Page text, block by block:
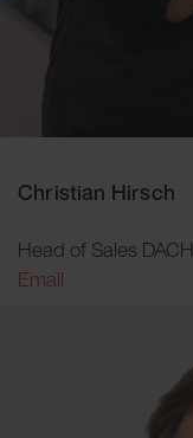
Christian Hirsch
Head of Sales DACH
Email